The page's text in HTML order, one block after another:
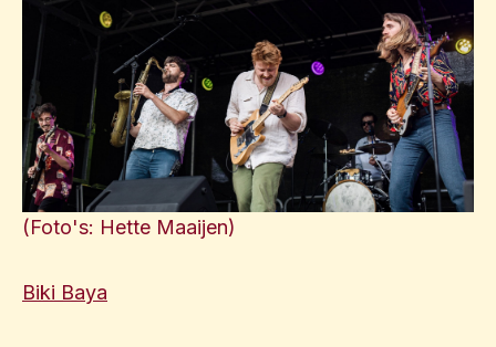
(Foto's: Hette Maaijen)
Biki Baya